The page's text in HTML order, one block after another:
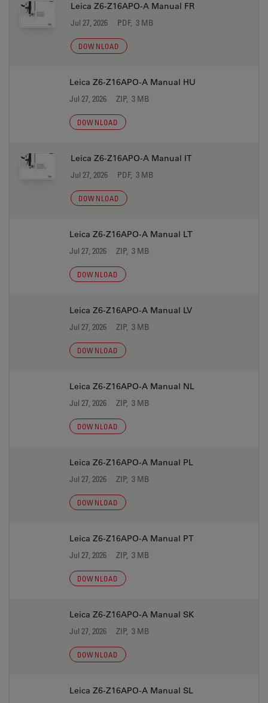
Leica Z6-Z16APO-A Manual FR
Jul 27, 2026 PDF, 3 MB
DOWNLOAD
Leica Z6-Z16APO-A Manual HU
Jul 27, 2026 ZIP, 3 MB
DOWNLOAD
Leica Z6-Z16APO-A Manual IT
Jul 27, 2026 PDF, 3 MB
DOWNLOAD
Leica Z6-Z16APO-A Manual LT
Jul 27, 2026 ZIP, 3 MB
DOWNLOAD
Leica Z6-Z16APO-A Manual LV
Jul 27, 2026 ZIP, 3 MB
DOWNLOAD
Leica Z6-Z16APO-A Manual NL
Jul 27, 2026 ZIP, 3 MB
DOWNLOAD
Leica Z6-Z16APO-A Manual PL
Jul 27, 2026 ZIP, 3 MB
DOWNLOAD
Leica Z6-Z16APO-A Manual PT
Jul 27, 2026 ZIP, 3 MB
DOWNLOAD
Leica Z6-Z16APO-A Manual SK
Jul 27, 2026 ZIP, 3 MB
DOWNLOAD
Leica Z6-Z16APO-A Manual SL